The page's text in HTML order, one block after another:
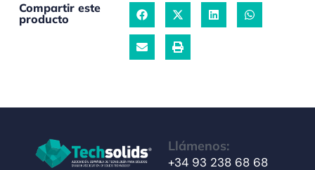
Compartir este
producto
Llámenos:
+34 93 238 68 68